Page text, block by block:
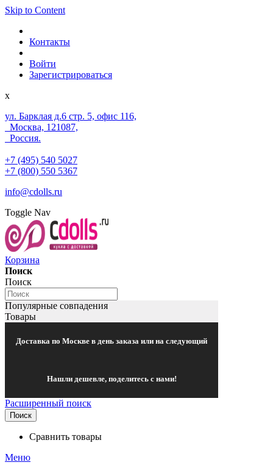
Skip to Content
Контакты
Войти
Зарегистрироваться
x
ул. Барклая д.6 стр. 5, офис 116,
Москва, 121087,
Россия.
+7 (495) 540 5027
+7 (800) 550 5367
info@cdolls.ru
Toggle Nav
Корзина
Поиск
Поиск
Популярные совпадения
Товары
Доставка по Москве в день заказа или на следующий
Нашли дешевле, поделитесь с нами!
Расширенный поиск
Поиск
Сравнить товары
Меню